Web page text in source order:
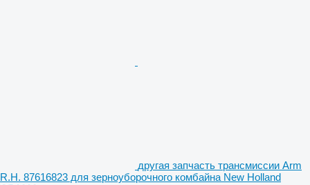
другая запчасть трансмиссии Arm
R.H. 87616823 для зерноуборочного комбайна New Holland